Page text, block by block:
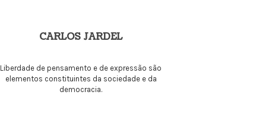
CARLOS JARDEL
Liberdade de pensamento e de expressão são
elementos constituintes da sociedade e da
democracia.